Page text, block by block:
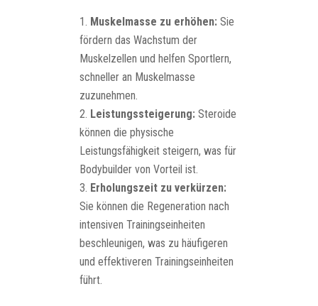
Muskelmasse zu erhöhen: Sie
fördern das Wachstum der
Muskelzellen und helfen Sportlern,
schneller an Muskelmasse
zuzunehmen.
Leistungssteigerung: Steroide
können die physische
Leistungsfähigkeit steigern, was für
Bodybuilder von Vorteil ist.
Erholungszeit zu verkürzen:
Sie können die Regeneration nach
intensiven Trainingseinheiten
beschleunigen, was zu häufigeren
und effektiveren Trainingseinheiten
führt.